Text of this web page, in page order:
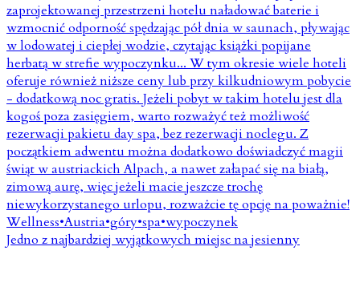
Jedno z najbardziej wyjątkowych miejsc na jesienny